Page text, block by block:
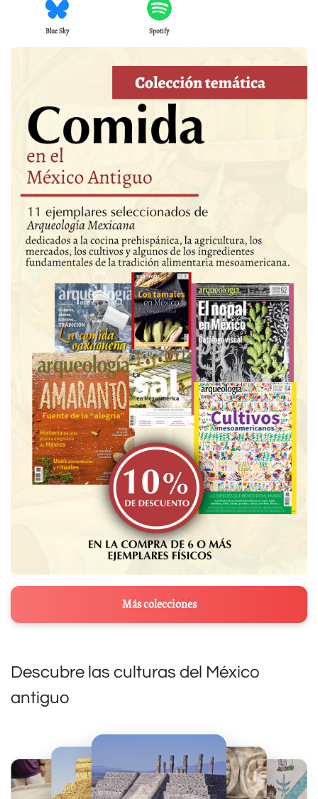
Blue Sky Spotify
Más colecciones
Descubre las culturas del México
antiguo